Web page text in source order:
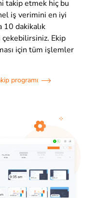
takip etmek hiç bu
iş verimini en iyi
dakikalık
Ekip
için tüm işlemler
programı